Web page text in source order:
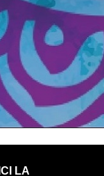
ICI LA